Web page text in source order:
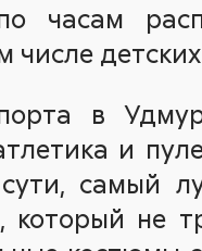
часам
числе
в
и
самый
который не